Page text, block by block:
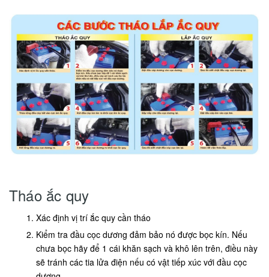
Tháo ắc quy
Xác định vị trí ắc quy cần tháo
Kiểm tra đầu cọc dương đảm bảo nó được bọc kín. Nếu
chưa bọc hãy để 1 cái khăn sạch và khô lên trên, điều này
sẽ tránh các tia lửa điện nếu có vật tiếp xúc với đầu cọc